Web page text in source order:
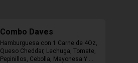
Combo Daves
Hamburguesa con 1 Carne de 4Oz,
Queso Cheddar, Lechuga, Tomate,
Pepinillos, Cebolla, Mayonesa Y